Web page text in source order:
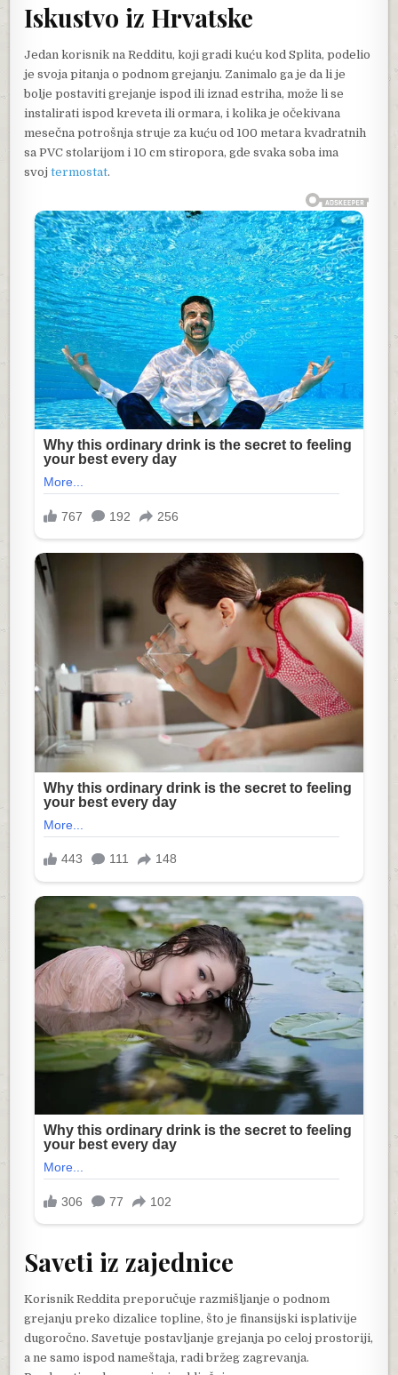
Iskustvo iz Hrvatske
Jedan korisnik na Redditu, koji gradi kuću kod Splita, podelio
je svoja pitanja o podnom grejanju. Zanimalo ga je da li je
bolje postaviti grejanje ispod ili iznad estriha, može li se
instalirati ispod kreveta ili ormara, i kolika je očekivana
mesečna potrošnja struje za kuću od 100 metara kvadratnih
sa PVC stolarijom i 10 cm stiropora, gde svaka soba ima
svojtermostat.
Saveti iz zajednice
Korisnik Reddita preporučuje razmišljanje o podnom
grejanju preko dizalice topline, što je finansijski isplativije
dugoročno. Savetuje postavljanje grejanja po celoj prostoriji,
a ne samo ispod nameštaja, radi bržeg zagrevanja.